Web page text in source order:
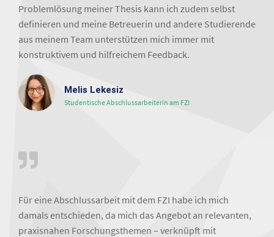
Problemlösung meiner Thesis kann ich zudem selbst
definieren und meine Betreuerin und andere Studierende
aus meinem Team unterstützen mich immer mit
konstruktivem und hilfreichem Feedback.
Melis Lekesiz
Studentische Abschlussarbeiterin am FZI
Für eine Abschlussarbeit mit dem FZI habe ich mich
damals entschieden, da mich das Angebot an relevanten,
praxisnahen Forschungsthemen – verknüpft mit